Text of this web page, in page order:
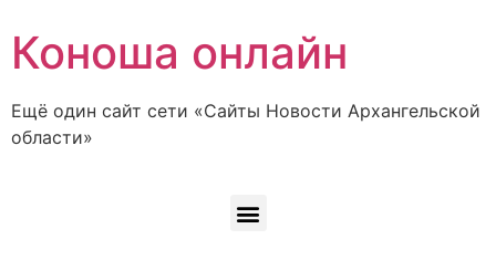
Коноша онлайн
Ещё один сайт сети «Сайты Новости Архангельской
области»